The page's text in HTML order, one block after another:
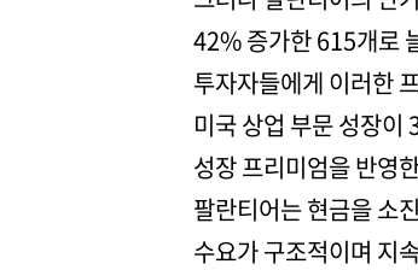
42% 증가한 615개로
투자자들에게 이러한
미국 상업 부문 성장이
성장 프리미엄을 반영
팔란티어는 현금을 소
수요가 구조적이며 지